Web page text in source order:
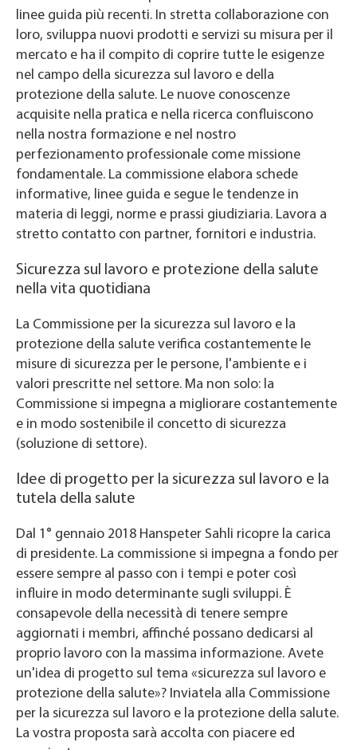
linee guida più recenti. In stretta collaborazione con
loro, sviluppa nuovi prodotti e servizi su misura per il
mercato e ha il compito di coprire tutte le esigenze
nel campo della sicurezza sul lavoro e della
protezione della salute. Le nuove conoscenze
acquisite nella pratica e nella ricerca confluiscono
nella nostra formazione e nel nostro
perfezionamento professionale come missione
fondamentale. La commissione elabora schede
informative, linee guida e segue le tendenze in
materia di leggi, norme e prassi giudiziaria. Lavora a
stretto contatto con partner, fornitori e industria.
Sicurezza sul lavoro e protezione della salute
nella vita quotidiana
La Commissione per la sicurezza sul lavoro e la
protezione della salute verifica costantemente le
misure di sicurezza per le persone, l'ambiente e i
valori prescritte nel settore. Ma non solo: la
Commissione si impegna a migliorare costantemente
e in modo sostenibile il concetto di sicurezza
(soluzione di settore).
Idee di progetto per la sicurezza sul lavoro e la
tutela della salute
Dal 1° gennaio 2018 Hanspeter Sahli ricopre la carica
di presidente. La commissione si impegna a fondo per
essere sempre al passo con i tempi e poter così
influire in modo determinante sugli sviluppi. È
consapevole della necessità di tenere sempre
aggiornati i membri, affinché possano dedicarsi al
proprio lavoro con la massima informazione. Avete
un'idea di progetto sul tema «sicurezza sul lavoro e
protezione della salute»? Inviatela alla Commissione
per la sicurezza sul lavoro e la protezione della salute.
La vostra proposta sarà accolta con piacere ed